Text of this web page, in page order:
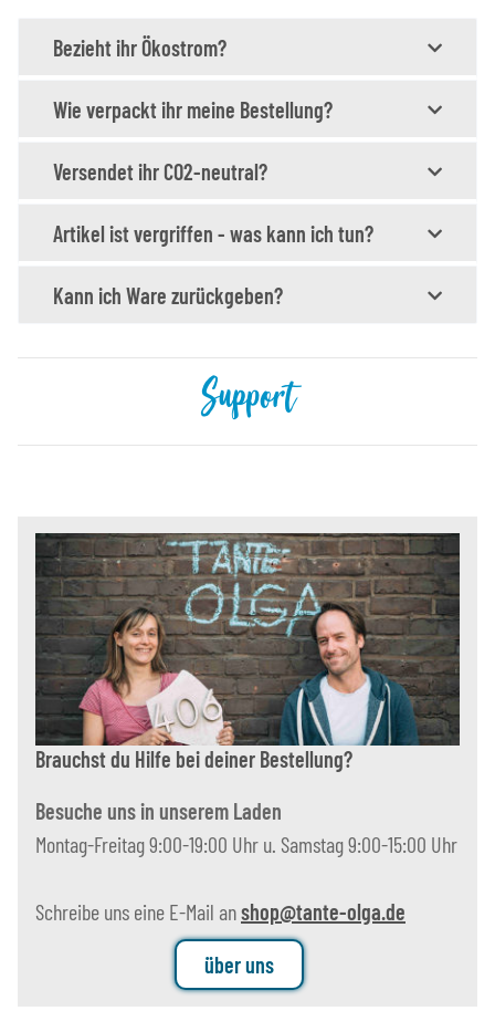
Bezieht ihr Ökostrom?
Wie verpackt ihr meine Bestellung?
Versendet ihr CO2-neutral?
Artikel ist vergriffen - was kann ich tun?
Kann ich Ware zurückgeben?
Support
Brauchst du Hilfe bei deiner Bestellung?
Besuche uns in unserem Laden
Montag-Freitag 9:00-19:00 Uhr u. Samstag 9:00-15:00 Uhr
Schreibe uns eine E-Mail anshop@tante-olga.de
über uns